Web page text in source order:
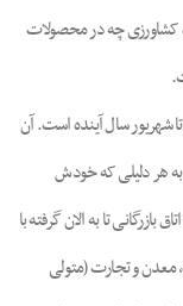
چه در محصولات
شهریور سال آینده است. آن
هر دلیلی که خودش
تا به الان گرفته با
و تجارت (متولی